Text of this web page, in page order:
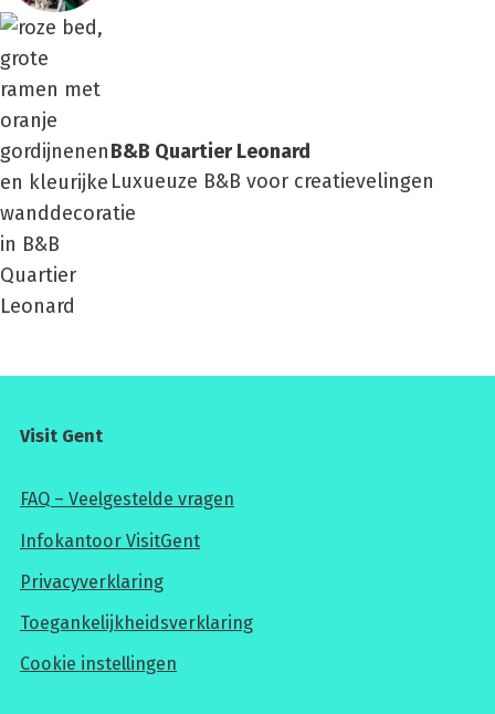
B&B Quar­tier Leo­nard
Luxueuze B&B voor creatievelingen
Visit Gent
FAQ – Veelgestelde vragen
Infokantoor VisitGent
Privacyverklaring
Toegankelijkheidsverklaring
Cookie instellingen